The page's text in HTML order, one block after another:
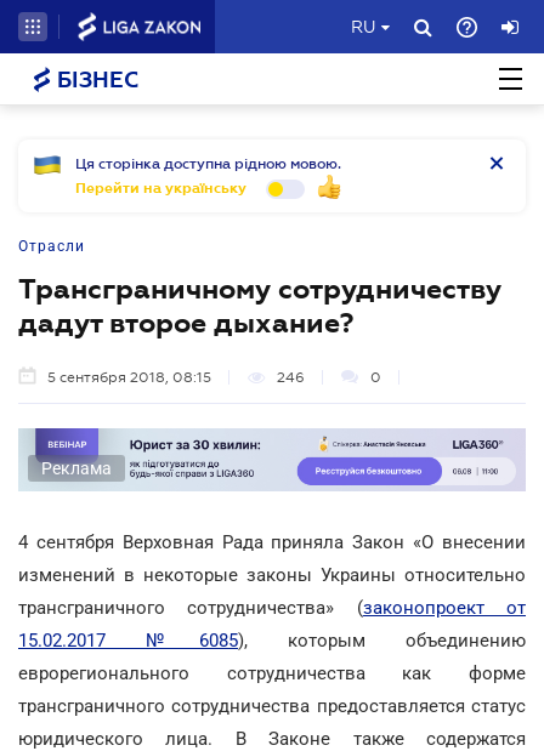
RU
БІЗНЕС
Ця сторінка доступна рідною мовою.
Перейти на українську
Отрасли
Трансграничному сотрудничеству
дадут второе дыхание?
5 сентября 2018, 08:15 246 0
Реклама
4 сентября Верховная Рада приняла Закон «О внесении
изменений в некоторые законы Украины относительно
трансграничного сотрудничества» (законопроект от
15.02.2017 №6085), которым объединению
еврорегионального сотрудничества как форме
трансграничного сотрудничества предоставляется статус
юридического лица. В Законе также содержатся